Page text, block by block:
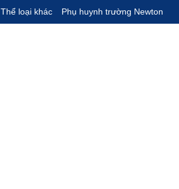
Thể loại khác Phụ huynh trường Newton